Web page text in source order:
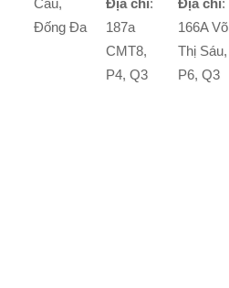
Đống Đa
187a
CMT8,
P4, Q3
166A Võ
Thị Sáu,
P6, Q3